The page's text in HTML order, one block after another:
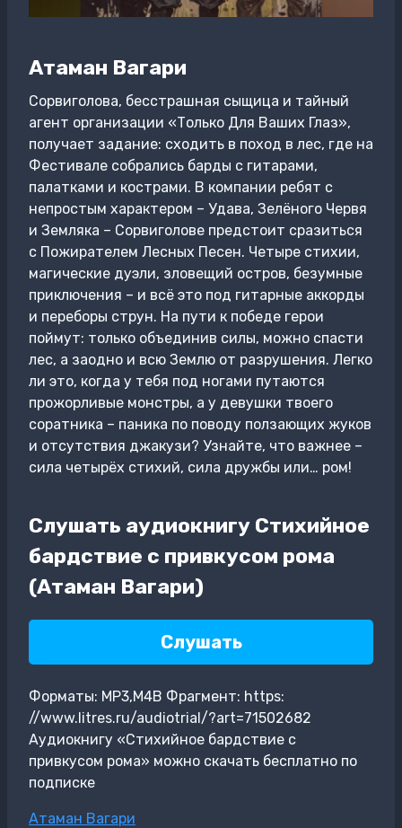
Атаман Вагари
Сорвиголова, бесстрашная сыщица и тайный
агент организации «Только Для Ваших Глаз»,
получает задание: сходить в поход в лес, где на
Фестивале собрались барды с гитарами,
палатками и кострами. В компании ребят с
непростым характером – Удава, Зелёного Червя
и Земляка – Сорвиголове предстоит сразиться
с Пожирателем Лесных Песен. Четыре стихии,
магические дуэли, зловещий остров, безумные
приключения – и всё это под гитарные аккорды
и переборы струн. На пути к победе герои
поймут: только объединив силы, можно спасти
лес, а заодно и всю Землю от разрушения. Легко
ли это, когда у тебя под ногами путаются
прожорливые монстры, а у девушки твоего
соратника – паника по поводу ползающих жуков
и отсутствия джакузи? Узнайте, что важнее –
сила четырёх стихий, сила дружбы или… ром!
Слушать аудиокнигу Стихийное
бардствие с привкусом рома
(Атаман Вагари)
Слушать
Форматы: MP3,M4B Фрагмент: https:
//www.litres.ru/audiotrial/?art=71502682
Аудиокнигу «Стихийное бардствие с
привкусом рома» можно скачать бесплатно по
подписке
Метки
Атаман Вагари